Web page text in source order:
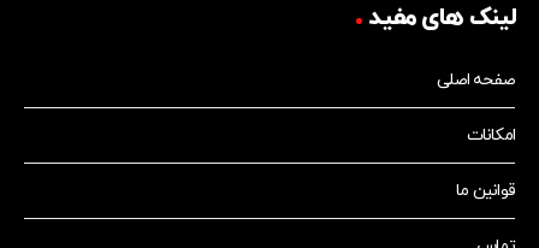
لینک های مفید
صفحه اصلی
امکانات
قوانین ما